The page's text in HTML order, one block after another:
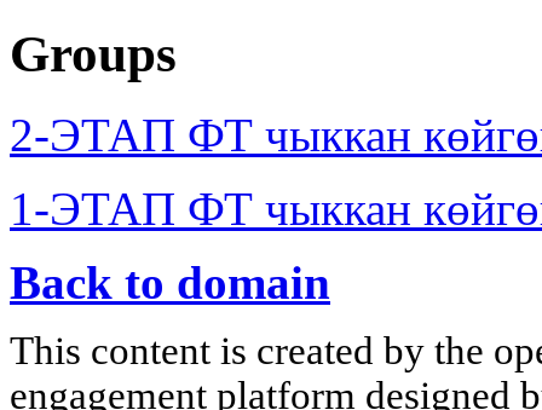
Groups
2-ЭТАП ФТ чыккан
1-ЭТАП ФТ чыккан
Back to domain
This content is created by the
engagement platform designed